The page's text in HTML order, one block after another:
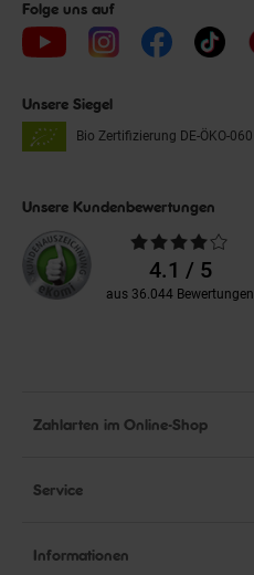
Folge uns auf
Unsere Siegel
Bio Zertifizierung DE-ÖKO-060
Unsere Kundenbewertungen
Durchschnittliche
Bewertungen4.1 / 5
aus 36.044 Bewertungen
Zahlarten im Online-Shop
Service
Informationen